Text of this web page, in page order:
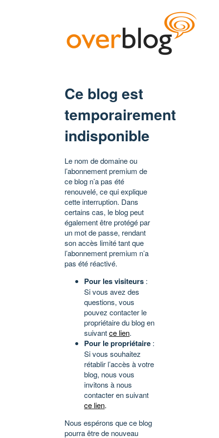
Ce blog est
temporairement
indisponible
Le nom de domaine ou
l’abonnement premium de
ce blog n’a pas été
renouvelé, ce qui explique
cette interruption. Dans
certains cas, le blog peut
également être protégé par
un mot de passe, rendant
son accès limité tant que
l’abonnement premium n’a
pas été réactivé.
Pour les visiteurs :
Si vous avez des
questions, vous
pouvez contacter le
propriétaire du blog en
suivantce lien.
Pour le propriétaire :
Si vous souhaitez
rétablir l’accès à votre
blog, nous vous
invitons à nous
contacter en suivant
ce lien.
Nous espérons que ce blog
pourra être de nouveau